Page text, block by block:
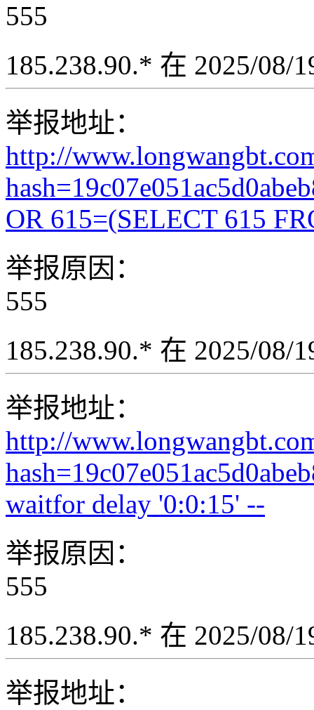
555
185.238.90.* 在 2025/08/
举报地址：
http://
OR 615=(SELECT 615
举报原因：
555
185.238.90.* 在 2025/08/
举报地址：
http://
waitfor delay '0:0:15' --
举报原因：
555
185.238.90.* 在 2025/08/
举报地址：